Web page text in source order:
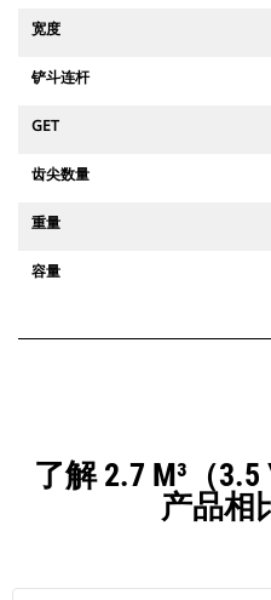
宽度
铲斗连杆
GET
齿尖数量
重量
容量
了解 2.7 M³（
产品相